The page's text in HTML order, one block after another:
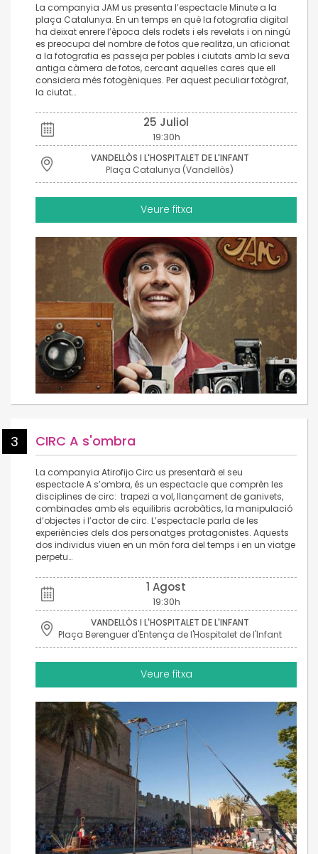
La companyia JAM us presenta l’espectacle Minute a la
plaça Catalunya. En un temps en què la fotografia digital
ha deixat enrere l’època dels rodets i els revelats i on ningú
es preocupa del nombre de fotos que realitza, un aficionat
a la fotografia es passeja per pobles i ciutats amb la seva
antiga càmera de fotos, cercant aquelles cares que ell
considera més fotogèniques. Per aquest peculiar fotògraf,
la ciutat…
25 Juliol
19:30h
VANDELLÒS I L'HOSPITALET DE L'INFANT
Plaça Catalunya (Vandellòs)
Veure fitxa
3 CIRC A s'ombra
La companyia Atirofijo Circ us presentarà el seu
espectacle A s’ombra, és un espectacle que comprèn les
disciplines de circ: trapezi a vol, llançament de ganivets,
combinades amb els equilibris acrobàtics, la manipulació
d’objectes i l’actor de circ. L’espectacle parla de les
experiències dels dos personatges protagonistes. Aquests
dos individus viuen en un món fora del temps i en un viatge
perpetu…
1 Agost
19:30h
VANDELLÒS I L'HOSPITALET DE L'INFANT
Plaça Berenguer d'Entença de l'Hospitalet de l'Infant
Veure fitxa